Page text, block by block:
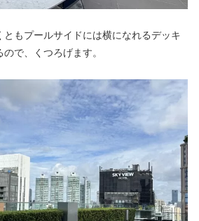
ともプールサイドには横になれるデッキ
で、くつろげます。